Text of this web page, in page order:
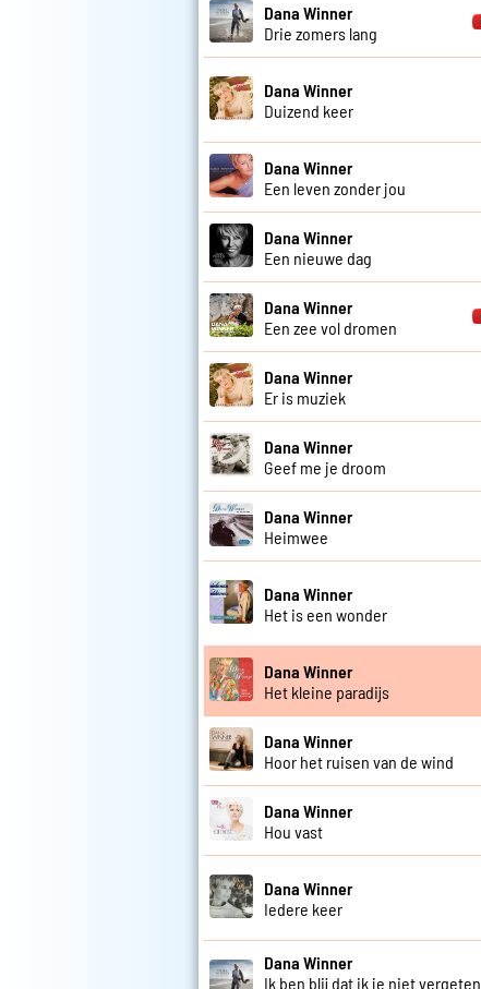
Dana Winner
Drie zomers lang
Dana Winner
Duizend keer
Dana Winner
Een leven zonder jou
Dana Winner
Een nieuwe dag
Dana Winner
Een zee vol dromen
Dana Winner
Er is muziek
Dana Winner
Geef me je droom
Dana Winner
Heimwee
Dana Winner
Het is een wonder
Dana Winner
Het kleine paradijs
Dana Winner
Hoor het ruisen van de wind
Dana Winner
Hou vast
Dana Winner
Iedere keer
Dana Winner
Ik ben blij dat ik je niet vergeten